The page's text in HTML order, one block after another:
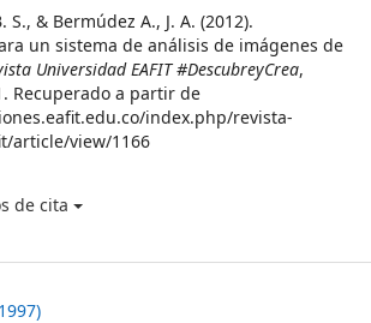
S., & Bermúdez A., J. A. (2012).
un sistema de análisis de imágenes de
Universidad EAFIT #DescubreyCrea,
Recuperado a partir de
index.php/revista-
article/view/1166
de cita